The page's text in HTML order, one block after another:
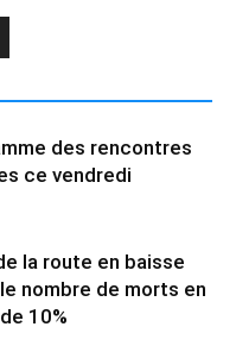
des rencontres
ce vendredi
la route en baisse
nombre de morts en
10%